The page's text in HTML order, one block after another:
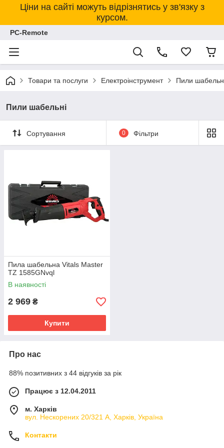
Ціни на сайті можуть відрізнятись у зв'язку з
курсом.
PC-Remote
Товари та послуги Електроінструмент Пили
Пили шабельні
Сортування 0 Фільтри
Пила шабельна Vitals Master
TZ 1585GNvql
В наявності
2 969 ₴
Купити
Про нас
88% позитивних з 44 відгуків за рік
Працює з 12.04.2011
м. Харків
вул. Нескорених 20/321 А, Харків, Україна
Контакти